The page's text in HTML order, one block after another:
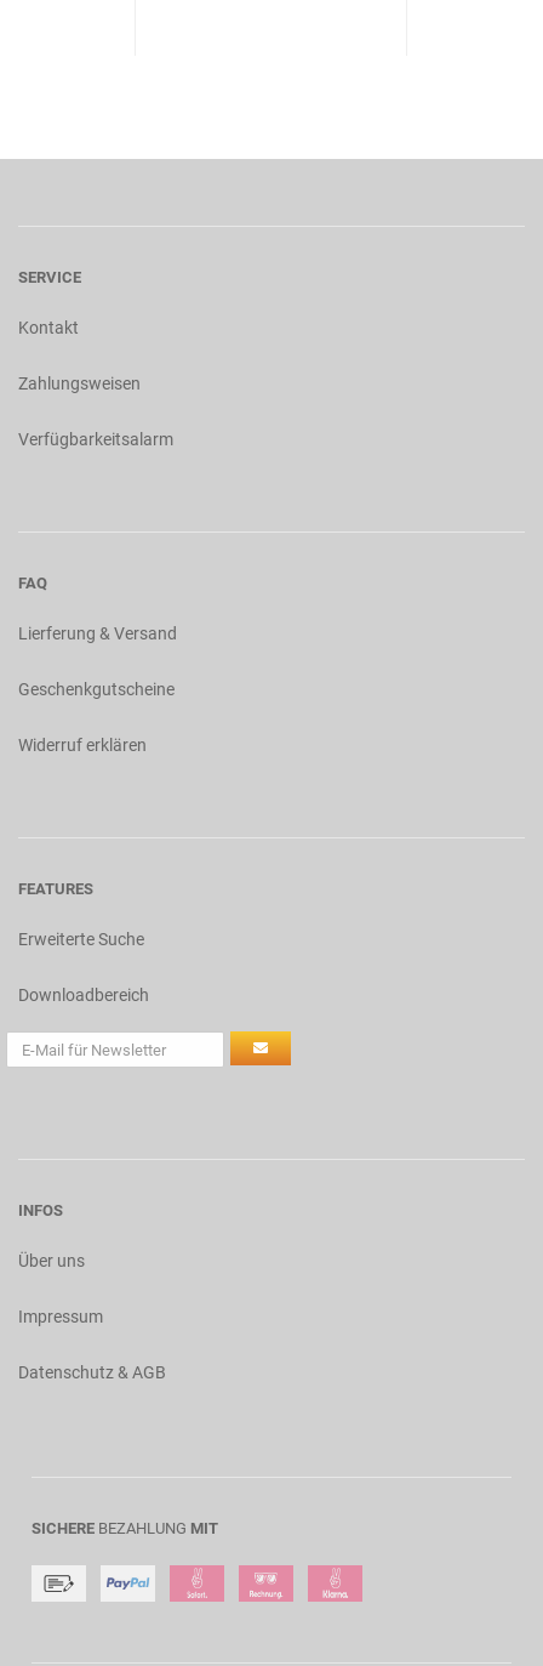
SERVICE
Kontakt
Zahlungsweisen
Verfügbarkeitsalarm
FAQ
Lierferung & Versand
Geschenkgutscheine
Widerruf erklären
FEATURES
Erweiterte Suche
Downloadbereich
INFOS
Über uns
Impressum
Datenschutz & AGB
SICHERE BEZAHLUNG MIT